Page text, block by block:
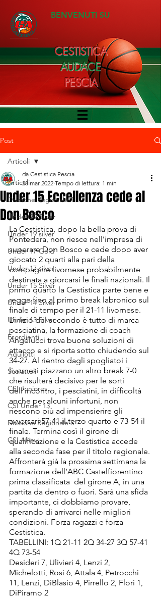
BENVENUTI SU
CESTISTICA
AUDACE
PESCIA
Post
Articoli
Divisione Regionale 1
Under 20 Silver
Under 19 silver
Under 17 Gold
Under 17 silver
Under 15 Silver
Under 14 Silver
Under 13 Silver
Esordienti
Aquilotti
Scoiattoli
CSI Juniores
CSI Under 13
Divisione Regionale 3
CSI Allievi
Articoli
Under 15 Eccellenza cede al
Don Bosco
da Cestistica Pescia
28 mar 2022 Tempo di lettura: 1 min
La Cestistica, dopo la bella prova di
Pontedera, non riesce nell’impresa di
superare Don Bosco e cede dopo aver
giocato 2 quarti alla pari della
compagine livornese probabilmente
destinata a giorcarsi le finali nazionali. Il
primo quarto la Cestistica parte bene e
regge fino al primo break labronico sul
finale di tempo per il 21-11 livornese.
L’inizio del secondo è tutto di marca
pesciatina, la formazione di coach
Angelucci trova buone soluzioni di
attacco e si riporta sotto chiudendo sul
34-27. Al rientro dagli spogliatoi i
livornesi piazzano un altro break 7-0
che risulterà decisivo per le sorti
dell’incontro, i pesciatini, in difficoltà
anche per alcuni infortuni, non
riescono più ad impensierire gli
avversari 57-41 il terzo quarto e 73-54 il
finale. Termina così il girone di
qualificazione e la Cestistica accede
alla seconda fase per il titolo regionale.
Affronterà già la prossima settimana la
formazione dell’ABC Castelfiorentino
prima classificata  del girone A, in una
partita da dentro o fuori. Sarà una sfida
importante, ci dobbiamo provare,
sperando di arrivarci nelle migliori
condizioni. Forza ragazzi e forza
Cestistica.
TABELLINI: 1Q 21-11 2Q 34-27 3Q 57-41
4Q 73-54
Desideri 7, Ulivieri 4, Lenzi 2,
Michelotti, Rosi 6, Attala 4, Petrocchi
11, Lenzi, DiBlasio 4, Pirrello 2, Flori 1,
DiPiramo 2